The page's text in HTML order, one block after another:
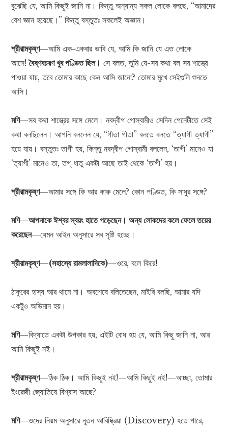
বুঝেছি যে, আমি কিছুই জানি না। কিন্তু অন্যান্য সকল লোকে বলছে, “আমাদের
বেশ জ্ঞান হয়েছে।” কিন্তু বস্তুতঃ সকলেই অজ্ঞান।
শ্রীরামকৃষ্ণ—আমি এক-একবার ভাবি যে, আমি কি জানি যে এত লোকে
আসে!বৈষ্ণবচরণ খুব পণ্ডিত ছিল। সে বলত, তুমি যে-সব কথা বল সব শাস্ত্রে
পাওয়া যায়, তবে তোমার কাছে কেন আসি জানো? তোমার মুখে সেইগুলি শুনতে
আসি।
মণি—সব কথা শাস্ত্রের সঙ্গে মেলে। নবদ্বীপ গোস্বামীও সেদিন পেনেটীতে সেই
কথা বলছিলেন। আপনি বললেন যে, “গীতা গীতা” বলতে বলতে “ত্যাগী ত্যাগী”
হয়ে যায়। বস্তুতঃ তাগী হয়, কিন্তু নবদ্বীপ গোস্বামী বললেন, ‘তাগী’ মানেও যা
‘ত্যাগী’ মানেও তা, তগ্ ধাতু একটা আছে তাই থেকে ‘তাগী’ হয়।
শ্রীরামকৃষ্ণ—আমার সঙ্গে কি আর কারু মেলে? কোন পণ্ডিত, কি সাধুর সঙ্গে?
মণি—আপনাকে ঈশ্বর স্বয়ং হাতে গড়েছেন। অন্য লোকদের কলে ফেলেতয়ের
করেছেন—যেমন আইন অনুসারে সব সৃষ্টি হচ্ছে।
শ্রীরামকৃষ্ণ—(সহাস্যে রামলালাদিকে)—ওরে, বলে কিরে!
ঠাকুরের হাস্য আর থামে না। অবশেষে বলিতেছেন, মাইরি বলছি, আমার যদি
একটুও অভিমান হয়।
মণি—বিদ্যাতে একটা উপকার হয়, এইটি বোধ হয় যে, আমি কিছু জানি না, আর
আমি কিছুই নই।
শ্রীরামকৃষ্ণ—ঠিক ঠিক। আমি কিছুই নই!—আমি কিছুই নই!—আচ্ছা, তোমার
ইংরেজী জ্যোতিষে বিশ্বাস আছে?
মণি—ওদের নিয়ম অনুসারে নূতন আবিষ্ক্রিয়া (Discovery) হতে পারে,